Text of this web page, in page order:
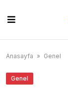
content
Anasayfa » Genel
Genel